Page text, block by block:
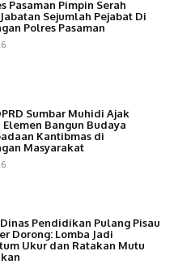
Pasaman Pimpin Serah
Sejumlah Pejabat Di
Polres Pasaman
Sumbar Muhidi Ajak
Elemen Bangun Budaya
Kantibmas di
Masyarakat
Pendidikan Pulang Pisau
Dorong: Lomba Jadi
Ukur dan Ratakan Mutu